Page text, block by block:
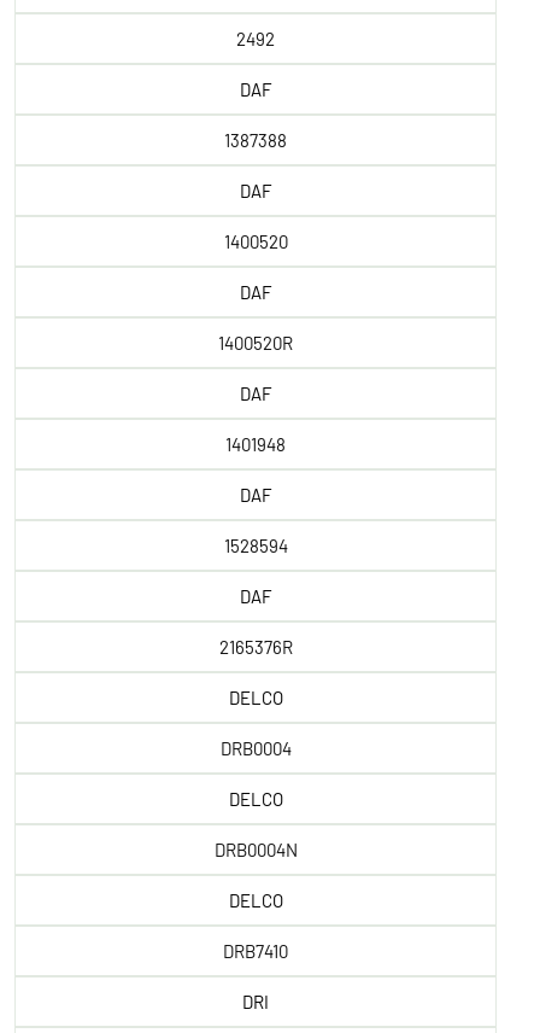
2492
DAF
1387388
DAF
1400520
DAF
1400520R
DAF
1401948
DAF
1528594
DAF
2165376R
DELCO
DRB0004
DELCO
DRB0004N
DELCO
DRB7410
DRI